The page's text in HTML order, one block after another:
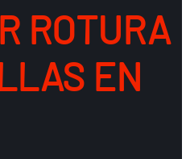
ROTURA
EN